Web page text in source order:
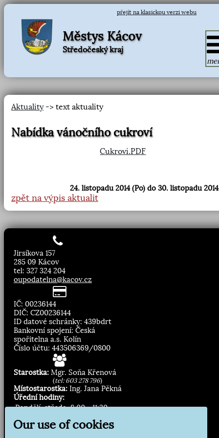
přejít na klasickou verzi webu
Městys Kácov
Středočeský kraj
Aktuality-> text aktuality
Nabídka vánočního cukroví
Cukrovi.PDF
24. listopadu 2014 (Po) do 30. listopadu
zpět na výpis aktualit
Jirsíkova 157
285 09 Kácov
tel: 327 324 204
oupodatelna@kacov.cz
IČ: 00236144
DIČ: CZ00236144
ID datové schránky: 439bdrt
Bankovní spojení: Česká
spořitelna a.s. Kolín
Číslo účtu: 443506369/0800
Starostka: Mgr. Soňa Křenová
(tel: 603 278 796)
Místostarostka: Ing. Jana Pěkná
Úřední hodiny:
Pondělí, středa 8.00 - 11:30
13:00 - 16:30
Our use of cookies